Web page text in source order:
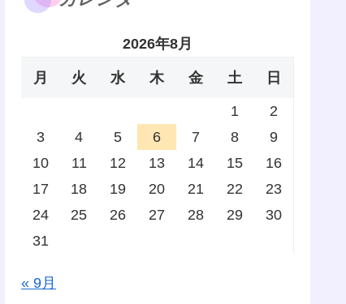
2026年8月
月 火 水 木 金 土 日
1
2
3
4 5 6 7 8
9
10
11 12 13 14 15
16
17
18 19 20 21 22
23
24
25 26 27 28 29
30
31
« 9月